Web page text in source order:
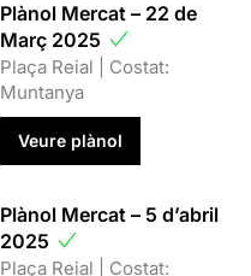
Plànol Mercat – 22 de
Març 2025
Plaça Reial | Costat:
Muntanya
Veure plànol
Plànol Mercat – 5 d’abril
2025
Plaça Reial | Costat: